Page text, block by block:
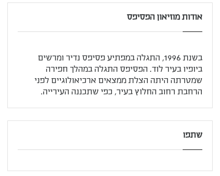
אודות מוזיאון הפסיפס
בשנת 1996, התגלה במפתיע פסיפס נדיר ומרשים
ביופיו בעיר לוד. הפסיפס התגלה במהלך חפירה
שמטרתה היתה הצלת ממצאים ארכיאולוגיים לפני
הרחבת רחוב החלוץ בעיר, כפי שתכננה העירייה.
שתפו